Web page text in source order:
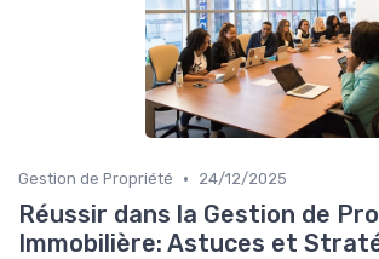
Gestion de Propriété • 24/12/2025
Réussir dans la Gestion de
Immobilière: Astuces et